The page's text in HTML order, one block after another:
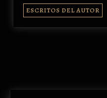
ESCRITOS DEL AUTOR